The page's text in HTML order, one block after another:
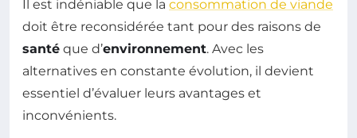
Il est indéniable que la consommation de viande
doit être reconsidérée tant pour des raisons de
santé que d’environnement. Avec les
alternatives en constante évolution, il devient
essentiel d’évaluer leurs avantages et
inconvénients.